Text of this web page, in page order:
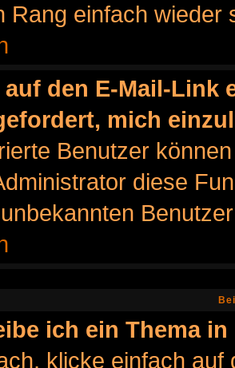
Rang einfach wieder
auf den E-Mail-Link
mich
Benutzer
diese
ich ein Thema
klicke einfach